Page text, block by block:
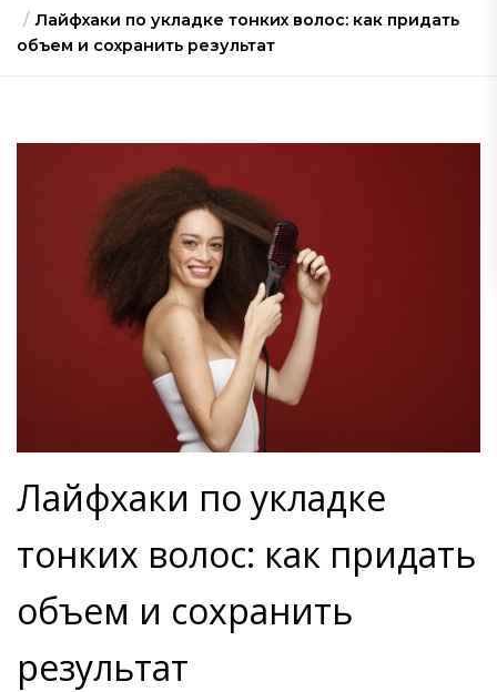
Лайфхаки по укладке тонких волос: как придать
объем и сохранить результат
Лайфхаки по укладке
тонких волос: как придать
объем и сохранить
результат